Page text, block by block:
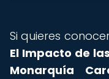
Si quieres
El Impacto de
Monarquía